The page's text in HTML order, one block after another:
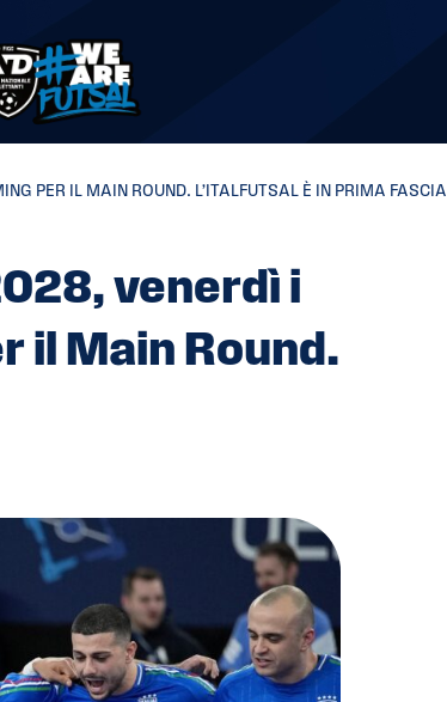
PER IL MAIN ROUND. L’ITALFUTSAL È IN PRIMA FASCIA
venerdì i
il Main Round.